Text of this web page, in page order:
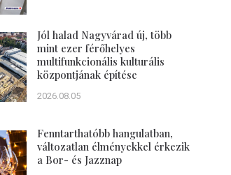
Jól halad Nagyvárad új, több
mint ezer férőhelyes
multifunkcionális kulturális
központjának építése
2026.08.05
Fenntarthatóbb hangulatban,
változatlan élményekkel érkezik
a Bor- és Jazznap